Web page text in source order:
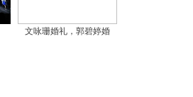
文咏珊婚礼，郭碧婷婚